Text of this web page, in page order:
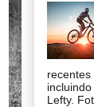
recentes
Lefty.